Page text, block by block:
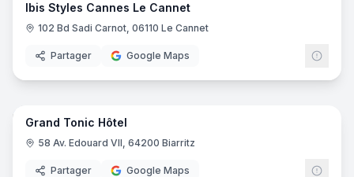
Ibis Styles Cannes Le Cannet
102 Bd Sadi Carnot, 06110 Le Cannet
Partager Google Maps
10
Grand Tonic Hôtel
58 Av. Edouard VII, 64200 Biarritz
Partager Google Maps